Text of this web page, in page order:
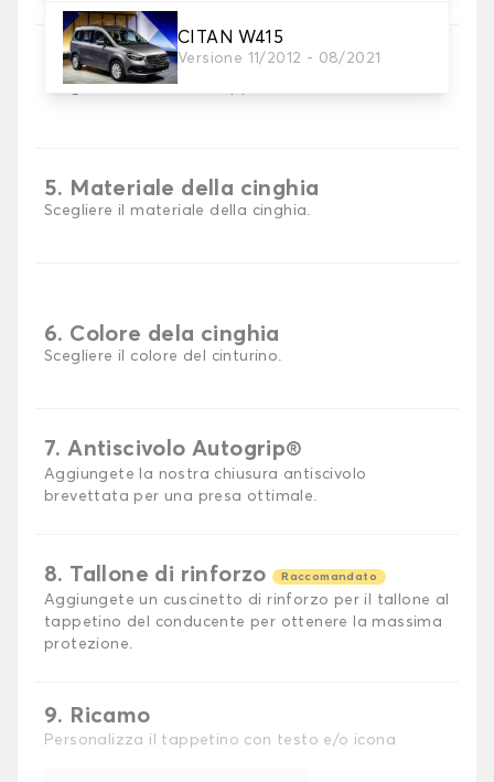
CITAN W415
Versione 11/2012 - 08/2021
4. Colori dei tappetini
Scegli il materiale del tappetino auto.
5. Materiale della cinghia
Scegliere il materiale della cinghia.
6. Colore dela cinghia
Scegliere il colore del cinturino.
7. Antiscivolo Autogrip®
Aggiungete la nostra chiusura antiscivolo
brevettata per una presa ottimale.
8. Tallone di rinforzo Raccomandato
Aggiungete un cuscinetto di rinforzo per il tallone al
tappetino del conducente per ottenere la massima
protezione.
9. Ricamo
Personalizza il tappetino con testo e/o icona